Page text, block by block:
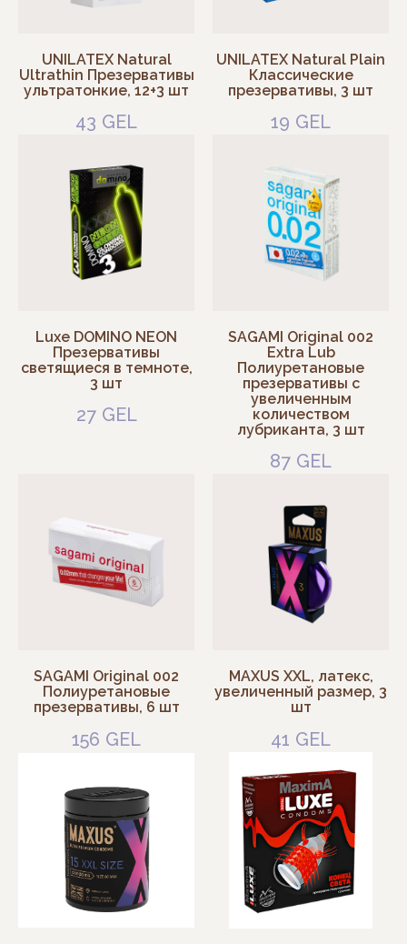
UNILATEX Natural
Ultrathin Презервативы
ультратонкие, 12+3 шт
43 GEL
UNILATEX Natural Plain
Классические
презервативы, 3 шт
19 GEL
Luxe DOMINO NEON
Презервативы
светящиеся в темноте,
3 шт
27 GEL
SAGAMI Original 002
Extra Lub
Полиуретановые
презервативы с
увеличенным
количеством
лубриканта, 3 шт
87 GEL
SAGAMI Original 002
Полиуретановые
презервативы, 6 шт
156 GEL
MAXUS XXL, латекс,
увеличенный размер, 3
шт
41 GEL